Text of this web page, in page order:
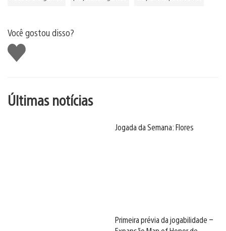
Você gostou disso?
Curtir
Últimas notícias
Jogada da Semana: Flores
Primeira prévia da jogabilidade –